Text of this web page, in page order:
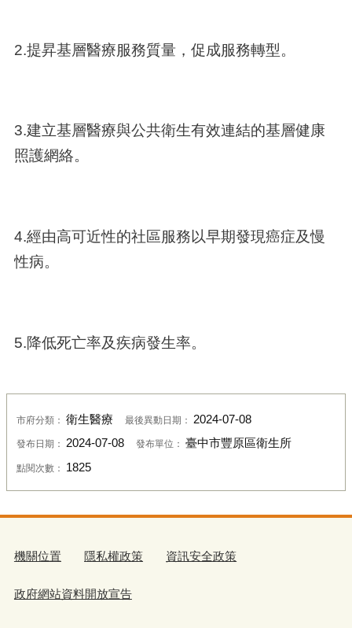
2.提昇基層醫療服務質量，促成服務轉型。
3.建立基層醫療與公共衛生有效連結的基層健康
照護網絡。
4.經由高可近性的社區服務以早期發現癌症及慢
性病。
5.降低死亡率及疾病發生率。
市府分類： 衛生醫療 最後異動日期： 2024-07-08
發布日期： 2024-07-08 發布單位： 臺中市豐原區衛生所
點閱次數： 1825
機關位置 隱私權政策 資訊安全政策
政府網站資料開放宣告